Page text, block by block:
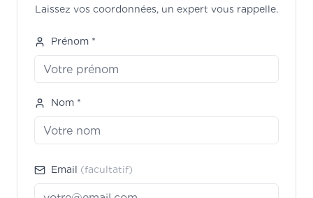
Laissez vos coordonnées, un expert vous rappelle.
Prénom *
Nom *
Email (facultatif)